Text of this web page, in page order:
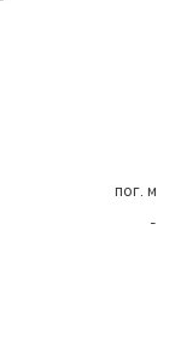
пог. м
-